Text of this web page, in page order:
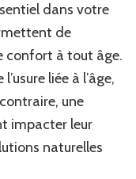
dans votre
de
confort à tout âge.
liée à l’âge,
une
impacter leur
naturelles